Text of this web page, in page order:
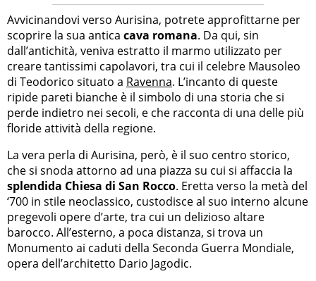
Avvicinandovi verso Aurisina, potrete approfittarne per
scoprire la sua antica cava romana. Da qui, sin
dall’antichità, veniva estratto il marmo utilizzato per
creare tantissimi capolavori, tra cui il celebre Mausoleo
di Teodorico situato a Ravenna. L’incanto di queste
ripide pareti bianche è il simbolo di una storia che si
perde indietro nei secoli, e che racconta di una delle più
floride attività della regione.
La vera perla di Aurisina, però, è il suo centro storico,
che si snoda attorno ad una piazza su cui si affaccia la
splendida Chiesa di San Rocco. Eretta verso la metà del
‘700 in stile neoclassico, custodisce al suo interno alcune
pregevoli opere d’arte, tra cui un delizioso altare
barocco. All’esterno, a poca distanza, si trova un
Monumento ai caduti della Seconda Guerra Mondiale,
opera dell’architetto Dario Jagodic.